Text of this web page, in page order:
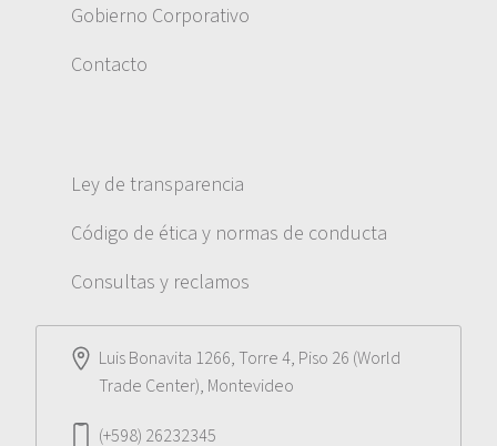
Gobierno Corporativo
Contacto
Ley de transparencia
Código de ética y normas de conducta
Consultas y reclamos
Luis Bonavita 1266, Torre 4, Piso 26 (World
Trade Center), Montevideo
(+598) 26232345